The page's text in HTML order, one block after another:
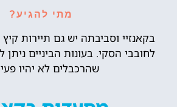
מתי להגיע?
בקאנזיי וסביבתה יש גם תיירות
לחובבי הסקי. בעונות הביניים
שהרכבלים לא יהיו